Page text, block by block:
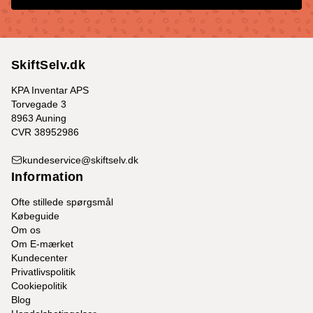
SkiftSelv.dk
KPA Inventar APS
Torvegade 3
8963 Auning
CVR 38952986
kundeservice@skiftselv.dk
Information
Ofte stillede spørgsmål
Købeguide
Om os
Om E-mærket
Kundecenter
Privatlivspolitik
Cookiepolitik
Blog